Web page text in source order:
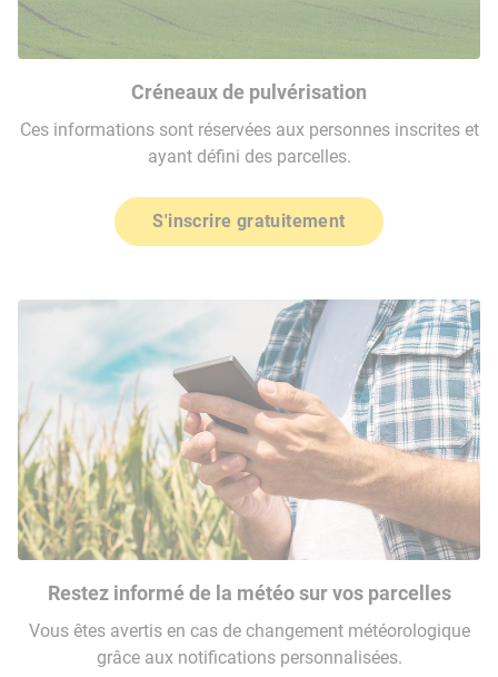
Créneaux de pulvérisation
Ces informations sont réservées aux personnes inscrites et
ayant défini des parcelles.
S'inscrire gratuitement
Restez informé de la météo sur vos parcelles
Vous êtes avertis en cas de changement météorologique
grâce aux notifications personnalisées.